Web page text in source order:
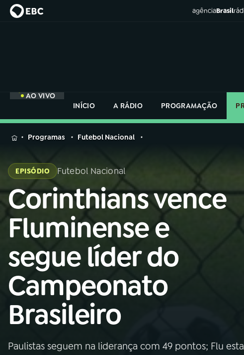
agênciaBrasil
AO VIVO
INÍCIO
A RÁDIO PROGRAMAÇÃO
MENU
Buscar
na
Rádio
Nacional
01INÍCIO
02A RÁDIO
03PROGRAMAÇÃO
04PROGRAMAS
na
Rádio
Nacional
Programas Futebol Nacional
EPISÓDIO Futebol Nacional
Corinthians vence
Fluminense e
segue líder do
Campeonato
Brasileiro
Paulistas seguem na liderança com 49 pontos; Flu